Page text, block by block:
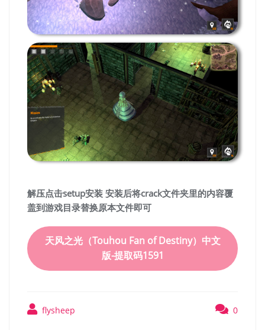
解压点击setup安装 安装后将crack文件夹里的内容覆
盖到游戏目录替换原本文件即可
天风之光（Touhou Fan of Destiny）中文
版-提取码1591
flysheep 0